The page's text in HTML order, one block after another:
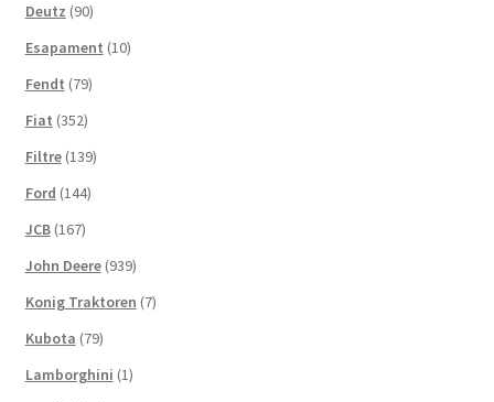
Deutz (90)
Esapament (10)
Fendt (79)
Fiat (352)
Filtre (139)
Ford (144)
JCB (167)
John Deere (939)
Konig Traktoren (7)
Kubota (79)
Lamborghini (1)